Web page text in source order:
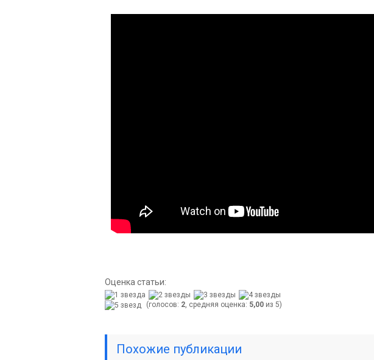
Оценка статьи:
(голосов: 2, средняя оценка: 5,00 из 5)
Похожие публикации